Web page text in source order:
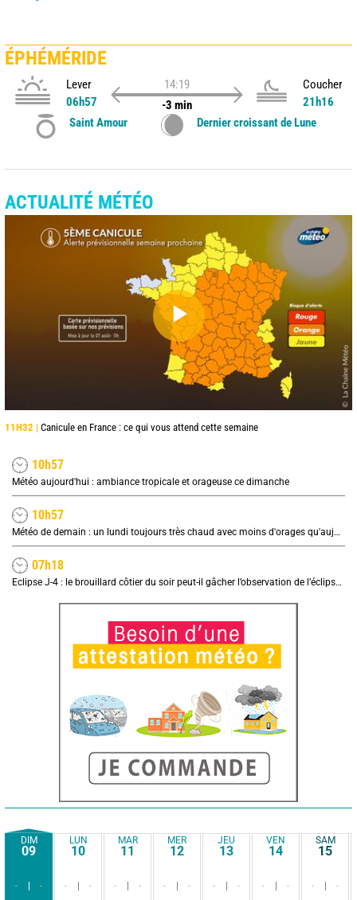
ÉPHÉMÉRIDE
Lever
06h57
14:19
-3 min
Coucher
21h16
Saint Amour
Dernier croissant de Lune
ACTUALITÉ MÉTÉO
11H32 | Canicule en France : ce qui vous attend cette semaine
10h57
Météo aujourd'hui : ambiance tropicale et orageuse ce dimanche
10h57
Météo de demain : un lundi toujours très chaud avec moins d'orages qu'aujourd'hui
07h18
Eclipse J-4 : le brouillard côtier du soir peut-il gâcher l’observation de l’éclipse à la plage ?
DIM
09
- -
LUN
10
- -
MAR
11
- -
MER
12
- -
JEU
13
- -
VEN
14
- -
SAM
15
- -